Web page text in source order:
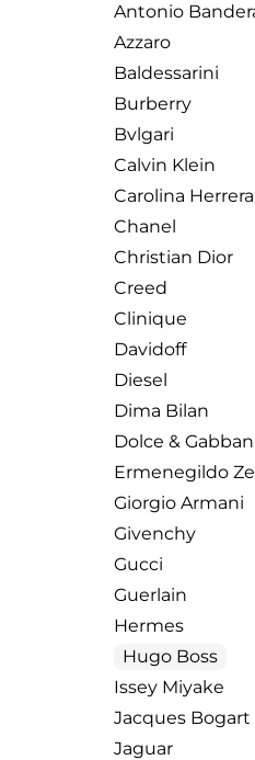
Antonio
Azzaro
Baldessarini
Burberry
Bvlgari
Calvin Klein
Carolina Herrera
Chanel
Christian Dior
Creed
Clinique
Davidoff
Diesel
Dima Bilan
Dolce &
Ermenegildo
Giorgio Armani
Givenchy
Gucci
Guerlain
Hermes
Hugo Boss
Issey Miyake
Jacques Bogart
Jaguar